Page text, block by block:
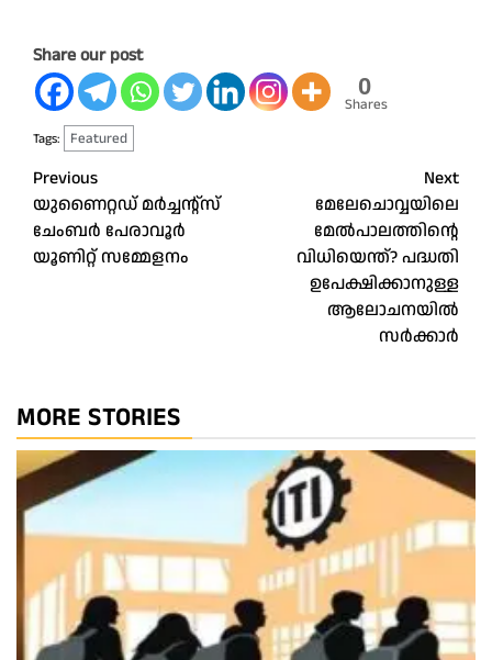
Share our post
0
Shares
Tags: Featured
Post
navigation
Previous
യുണൈറ്റഡ് മർച്ചന്റ്‌സ്
ചേംബർ പേരാവൂർ
യൂണിറ്റ് സമ്മേളനം
Next
മേലേചൊവ്വയിലെ
മേൽപാലത്തിന്റെ
വിധിയെന്ത്? പദ്ധതി
ഉപേക്ഷിക്കാനുള്ള
ആലോചനയിൽ
സർക്കാർ
MORE STORIES